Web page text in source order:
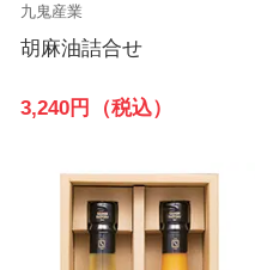
九鬼産業
胡麻油詰合せ
3,240円（税込）